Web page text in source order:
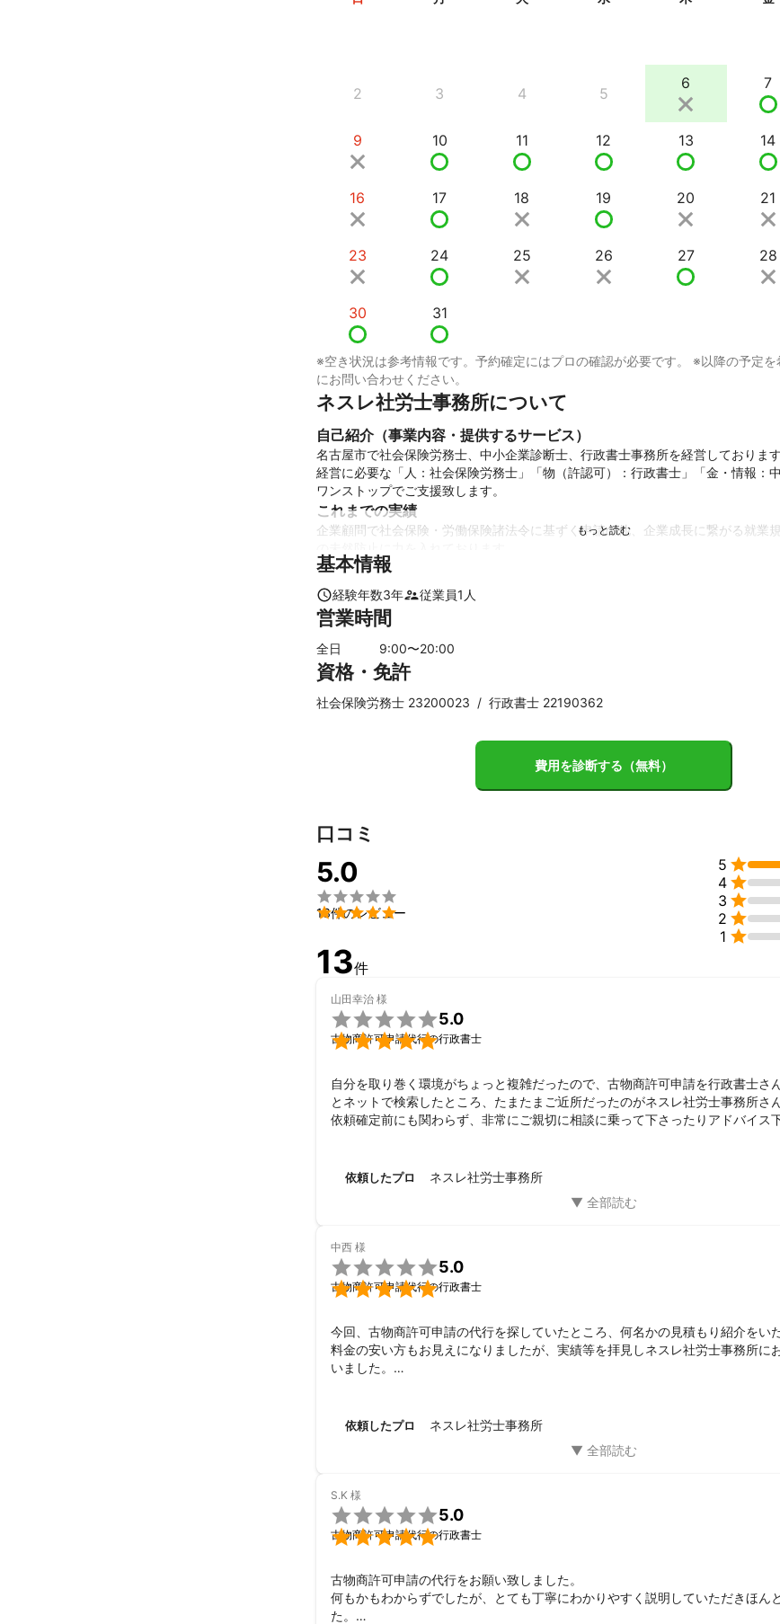
2 3 4 5
6 7
9 10 11 12 13 14
16 17 18 19 20 21
23 24 25 26 27 28
30 31
※空き状況は参考情報です。予約確定にはプロの確認が必要です。 ※以降の予定を
にお問い合わせください。
ネスレ社労士事務所について
自己紹介（事業内容・提供するサービス）
名古屋市で社会保険労務士、中小企業診断士、行政書士事務所を経営しております
経営に必要な「人：社会保険労務士」「物（許認可）：行政書士」「金・情報：
ワンストップでご支援致します。
これまでの実績
企業顧問で社会保険・労働保険諸法令に基ずく申請の他、企業成長に繋がる就業
中小企業診断士として事業再構築補助金やもの作り補助金等の支援実績もございま
アピールポイント
当事務所で顧問契約して頂ければ、あとは税理士様に顧問になって頂ければ、他
要無くなります。
特殊な事案に関しては、ネットワークを用いてその事案に強い他専門家にもお繋
心です。
基本情報
経験年数3年 従業員1 人
営業時間
全日 9:00〜20:00
資格・免許
社会保険労務士 23200023 / 行政書士 22190362
費用を診断する（無料）
口コミ
5.0


13件のレビュー
5 
4 
3 
2 
1 
13件
山田幸治 様


5.0
古物商許可申請代行の行政書士
自分を取り巻く環境がちょっと複雑だったので、古物商許可申請を行政書士さ
とネットで検索したところ、たまたまご近所だったのがネスレ社労士事務所さ
依頼確定前にも関わらず、非常にご親切に相談に乗って下さったりアドバイス
前のめりでガツガツ来て、勝手に消える困った他の事務所さんもいらっしゃい
色々とお世話になりました！
依頼したプロ ネスレ社労士事務所
中西 様


5.0
古物商許可申請代行の行政書士
今回、古物商許可申請の代行を探していたところ、何名かの見積もり紹介をい
料金の安い方もお見えになりましたが、実績等を拝見しネスレ社労士事務所に
いました。
いただきましたので、分かりやすかったです。
今後また機会があれば是非お願いしたいと思っています。
依頼したプロ ネスレ社労士事務所
S.K 様


5.0
古物商許可申請代行の行政書士
古物商許可申請の代行をお願い致しました。
何もかもわからずでしたが、とても丁寧にわかりやすく説明していただきほん
た。